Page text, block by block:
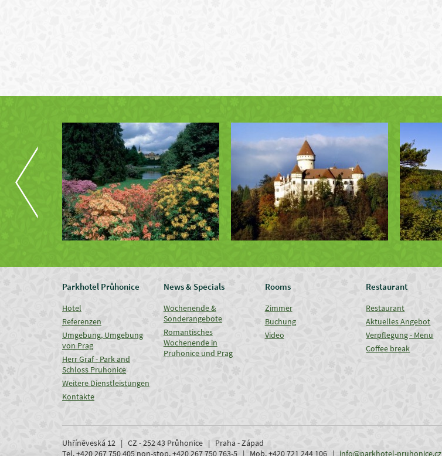
Parkhotel Průhonice
Hotel
Referenzen
Umgebung, Umgebung
von Prag
Herr Graf - Park and
Schloss Pruhonice
Weitere Dienstleistungen
Kontakte
News & Specials
Wochenende &
Sonderangebote
Romantisches
Wochenende in
Pruhonice und Prag
Rooms
Zimmer
Buchung
Video
Restaurant
Restaurant
Aktuelles Angebot
Verpflegung - Menu
Coffee break
Uhříněveská 12 | CZ - 252 43 Průhonice | Praha - Západ
Tel. +420 267 750 405 non-stop, +420 267 750 763-5 | Mob. +420 721 244 106 |info@parkhotel-pruhonice.cz